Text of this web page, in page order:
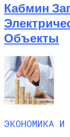
Кабмин
Объекты
ЭКОНОМИКА И